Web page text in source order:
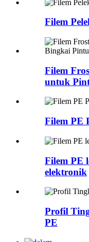
Filem
Filem
untuk
Filem PE
Filem PE
elektronik
Profil
PE